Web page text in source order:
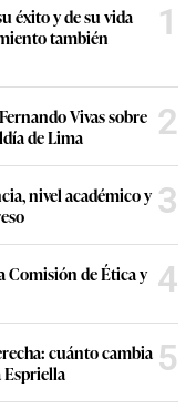
éxito y de su vida
también
1
Vivas sobre
de Lima
2
nivel académico y 3
Comisión de Ética y 4
cuánto cambia
Espriella
5